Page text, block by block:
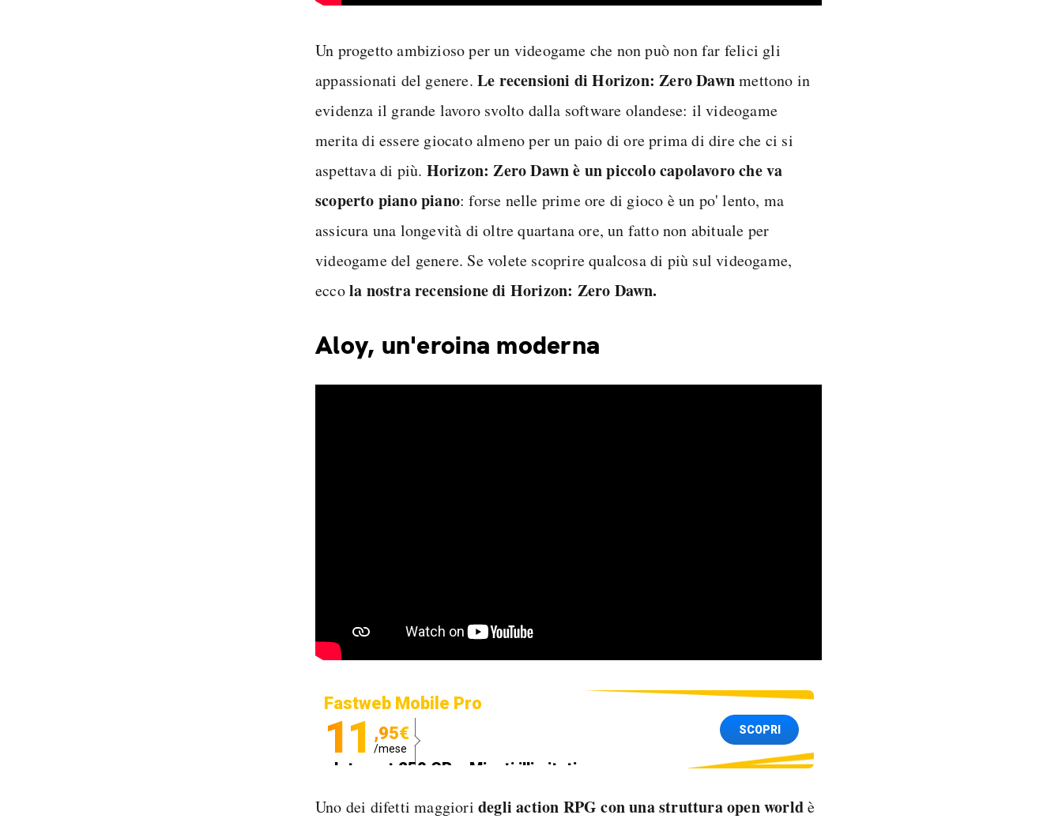
Un progetto ambizioso per un videogame che non può non far felici gli
appassionati del genere. Le recensioni di Horizon: Zero Dawnmettono in
evidenza il grande lavoro svolto dalla software olandese: il videogame
merita di essere giocato almeno per un paio di ore prima di dire che ci si
aspettava di più. Horizon: Zero Dawn è un piccolo capolavoro che va
scoperto piano piano: forse nelle prime ore di gioco è un po' lento, ma
assicura una longevità di oltre quartana ore, un fatto non abituale per
videogame del genere. Se volete scoprire qualcosa di più sul videogame,
eccola nostra recensione di Horizon: Zero Dawn.
Aloy, un'eroina moderna
Fastweb Mobile Pro
11 ,95€
/mese
Internet 250 GB e Minuti illimitati
SCOPRI
Uno dei difetti maggiori degli action RPG con una struttura open worldè